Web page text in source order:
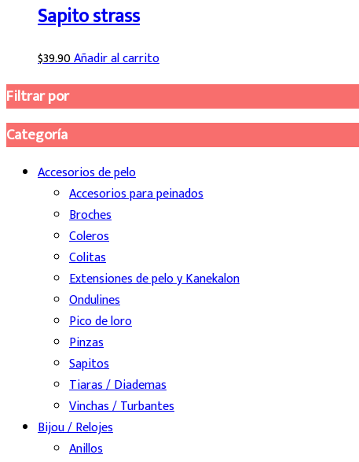
Sapito strass
$39.90Añadir al carrito
Filtrar por
Categoría
Accesorios de pelo
Accesorios para peinados
Broches
Coleros
Colitas
Extensiones de pelo y Kanekalon
Ondulines
Pico de loro
Pinzas
Sapitos
Tiaras / Diademas
Vinchas / Turbantes
Bijou / Relojes
Anillos